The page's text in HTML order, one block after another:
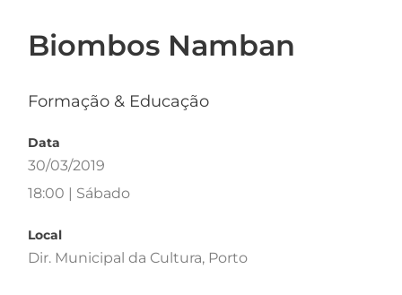
Biombos Namban
Formação & Educação
Data
30/03/2019
18:00 | Sábado
Local
Dir. Municipal da Cultura, Porto